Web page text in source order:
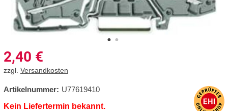
2,40 €
zzgl. Versandkosten
Artikelnummer: U77619410
Kein Liefertermin bekannt.